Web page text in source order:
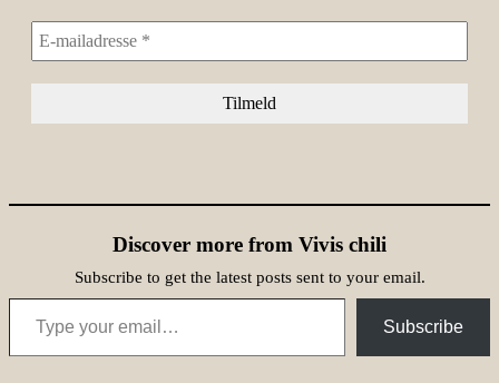
Discover more from Vivis chili
Subscribe to get the latest posts sent to your email.
Type your email…
Subscribe